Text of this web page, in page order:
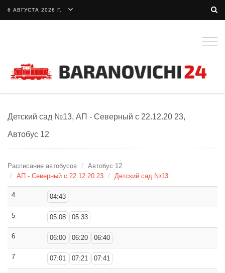
6 АВГУСТА 2026 Г.
Детский сад №13, АП - Северный с 22.12.20 23,
Автобус 12
Расписание автобусов
Автобус 12
АП - Северный с 22.12.20 23
Детский сад №13
4 04:43
5 05:08 05:33
6 06:00 06:20 06:40
7 07:01 07:21 07:41